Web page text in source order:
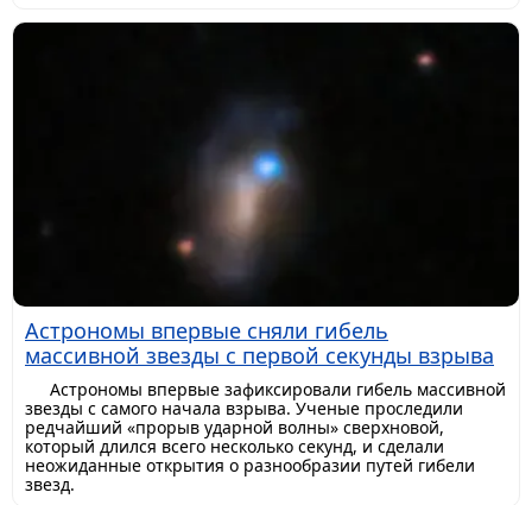
Астрономы впервые сняли гибель
массивной звезды с первой секунды взрыва
Астрономы впервые зафиксировали гибель массивной
звезды с самого начала взрыва. Ученые проследили
редчайший «прорыв ударной волны» сверхновой,
который длился всего несколько секунд, и сделали
неожиданные открытия о разнообразии путей гибели
звезд.